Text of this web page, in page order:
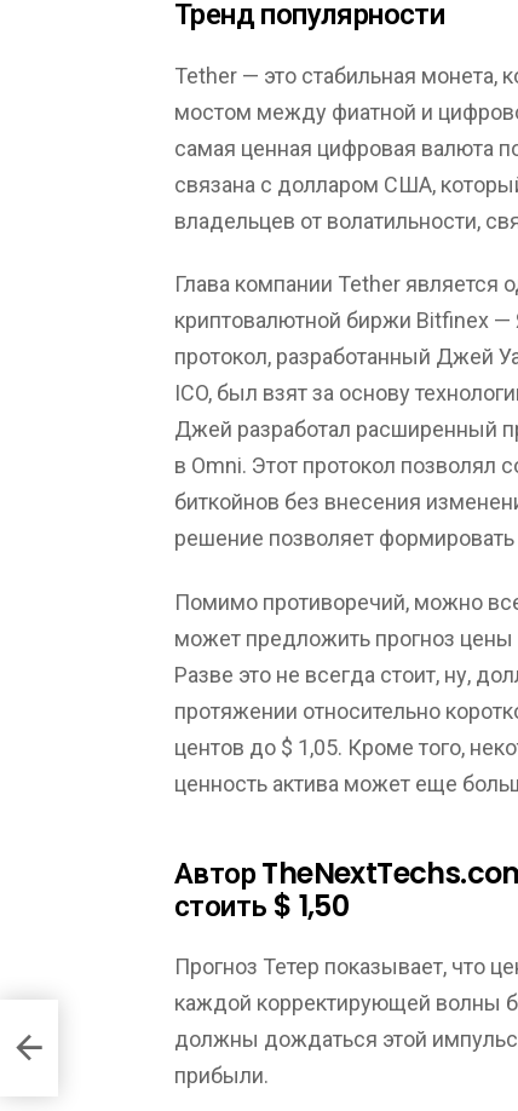
Тренд популярности
Tether — это стабильная монета,
мостом между фиатной и
самая ценная цифровая валюта
связана с долларом США,
владельцев от волатильности,
Глава компании Tether является
криптовалютной биржи Bitfinex
протокол, разработанный Джей
ICO, был взят за основу
Джей разработал расширенный
в Omni. Этот протокол позволял
биткойнов без внесения
решение позволяет
Помимо противоречий, можно
может предложить прогноз цены
Разве это не всегда стоит, ну,
протяжении относительно
центов до $ 1,05. Кроме того,
ценность актива может еще
Автор
стоить $ 1,50
Прогноз Тетер показывает, что
каждой корректирующей волны
должны дождаться этой
прибыли.